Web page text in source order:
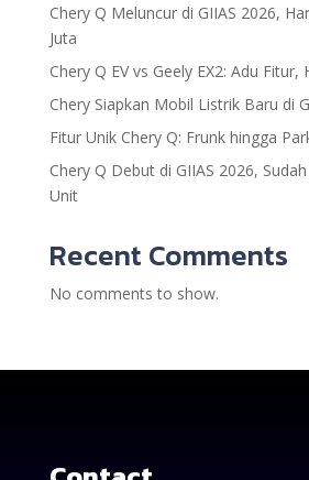
Chery Q Meluncur di GIIAS 2026,
Juta
Chery Q EV vs Geely EX2: Adu
Chery Siapkan Mobil Listrik Baru di
Fitur Unik Chery Q: Frunk hingga
Chery Q Debut di GIIAS 2026,
Unit
Recent Comments
No comments to show.